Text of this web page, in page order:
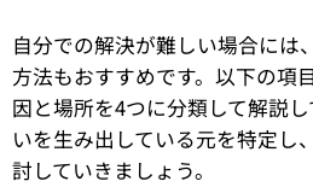
自分での解決が難しい場合には
方法もおすすめです。以下の項
因と場所を4つに分類して解説
いを生み出している元を特定し
討していきましょう。